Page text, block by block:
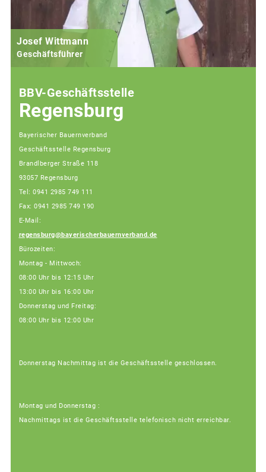
Josef Wittmann
Geschäftsführer
BBV-Geschäftsstelle
Regensburg
Bayerischer Bauernverband
Geschäftsstelle Regensburg
Brandlberger Straße 118
93057 Regensburg
Tel: 0941 2985 749 111
Fax: 0941 2985 749 190
E-Mail:
regensburg@bayerischerbauernverband.de
Bürozeiten:
Montag - Mittwoch:
08:00 Uhr bis 12:15 Uhr
13:00 Uhr bis 16:00 Uhr
Donnerstag und Freitag:
08:00 Uhr bis 12:00 Uhr
Donnerstag Nachmittag ist die Geschäftsstelle geschlossen.
Montag und Donnerstag :
Nachmittags ist die Geschäftsstelle telefonisch nicht erreichbar.